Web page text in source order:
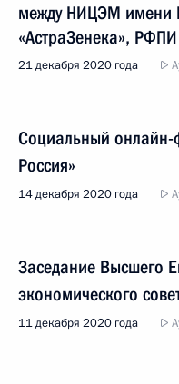
между НИЦЭМ имени
«АстраЗенека»,
21 декабря 2020 года
Социальный онлайн-
Россия»
14 декабря 2020 года
Заседание Высшего
экономического
11 декабря 2020 года